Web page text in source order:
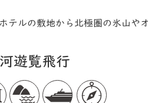
ルの敷地から北極圏の氷山や
遊覧飛行